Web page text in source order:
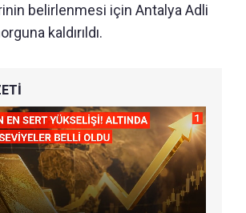
belirlenmesi için Antalya Adli
kaldırıldı.